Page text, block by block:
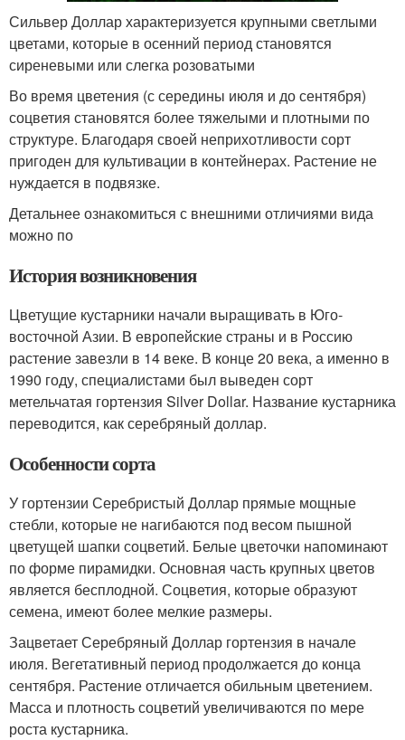
Сильвер Доллар характеризуется крупными светлыми
цветами, которые в осенний период становятся
сиреневыми или слегка розоватыми
Во время цветения (с середины июля и до сентября)
соцветия становятся более тяжелыми и плотными по
структуре. Благодаря своей неприхотливости сорт
пригоден для культивации в контейнерах. Растение не
нуждается в подвязке.
Детальнее ознакомиться с внешними отличиями вида
можно по
История возникновения
Цветущие кустарники начали выращивать в Юго-
восточной Азии. В европейские страны и в Россию
растение завезли в 14 веке. В конце 20 века, а именно в
1990 году, специалистами был выведен сорт
метельчатая гортензия Silver Dollar. Название кустарника
переводится, как серебряный доллар.
Особенности сорта
У гортензии Серебристый Доллар прямые мощные
стебли, которые не нагибаются под весом пышной
цветущей шапки соцветий. Белые цветочки напоминают
по форме пирамидки. Основная часть крупных цветов
является бесплодной. Соцветия, которые образуют
семена, имеют более мелкие размеры.
Зацветает Серебряный Доллар гортензия в начале
июля. Вегетативный период продолжается до конца
сентября. Растение отличается обильным цветением.
Масса и плотность соцветий увеличиваются по мере
роста кустарника.